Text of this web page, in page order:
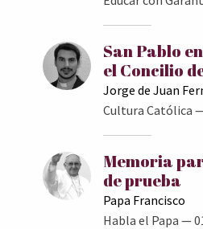
San Pablo
el Concilio
Jorge de Juan
Cultura Católica
Memoria
de prueba
Papa Francisco
Habla el Papa —